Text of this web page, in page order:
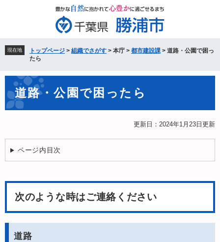
先
頭
す。
を
飛
し
文
現在地 トップページ > 組織でさがす > 本庁 > 都市建設課 > 道路・公園で困っ
たら
文 道路・公園で困ったら
更新日：2024年1月23日更新
ページ内目次
次のような時はご連絡ください
道路